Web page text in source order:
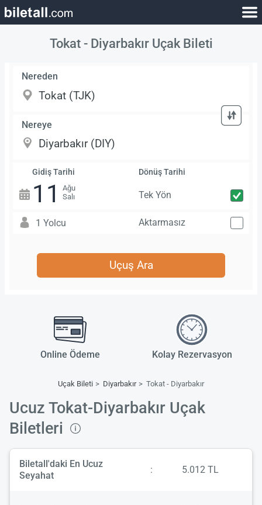
Tokat - Diyarbakır Uçak Bileti
Nereden
Nereye
Gidiş Tarihi
11
Ağu
Salı
Dönüş Tarihi
Tek Yön
1 Yolcu Aktarmasız
Uçuş Ara
Online Ödeme Kolay Rezervasyon
Uçak Bileti Diyarbakır Tokat - Diyarbakır
Ucuz Tokat-Diyarbakır Uçak
Biletleri
Biletall'daki En Ucuz
Seyahat
: 5.012 TL